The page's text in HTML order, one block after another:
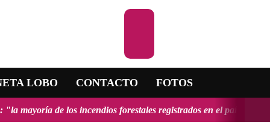
LOBO CONTACTO FOTOS
los incendios forestales registrados en el país fueron